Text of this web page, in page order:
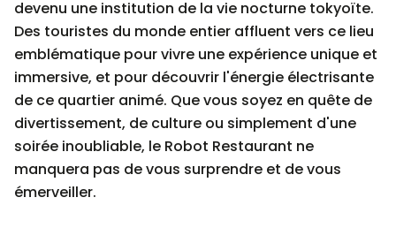
devenu une institution de la vie nocturne tokyoïte.
Des touristes du monde entier affluent vers ce lieu
emblématique pour vivre une expérience unique et
immersive, et pour découvrir l'énergie électrisante
de ce quartier animé. Que vous soyez en quête de
divertissement, de culture ou simplement d'une
soirée inoubliable, le Robot Restaurant ne
manquera pas de vous surprendre et de vous
émerveiller.